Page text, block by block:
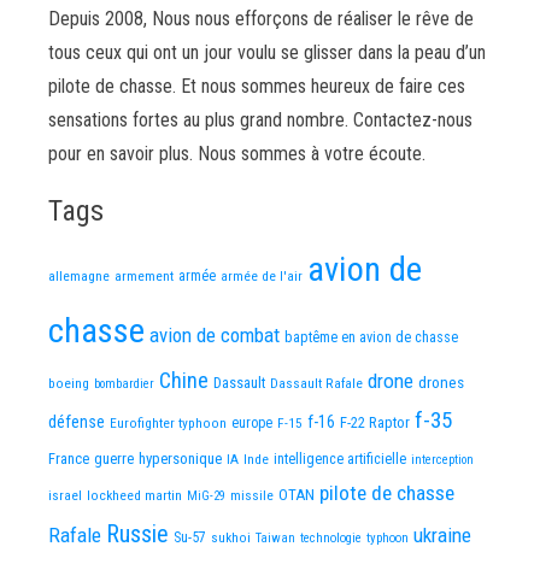
Depuis 2008, Nous nous efforçons de réaliser le rêve de
tous ceux qui ont un jour voulu se glisser dans la peau d’un
pilote de chasse. Et nous sommes heureux de faire ces
sensations fortes au plus grand nombre. Contactez-nous
pour en savoir plus. Nous sommes à votre écoute.
Tags
allemagne armement armée armée de l'air avion de
chasse avion de combat baptême en avion de chasse
boeing bombardier Chine Dassault Dassault Rafale drone drones
défense Eurofighter typhoon europe F-15 f-16 F-22 Raptor f-35
France guerre hypersonique IA Inde intelligence artificielle interception
israel lockheed martin MiG-29 missile OTAN pilote de chasse
Rafale Russie Su-57 sukhoi Taiwan technologie typhoon ukraine